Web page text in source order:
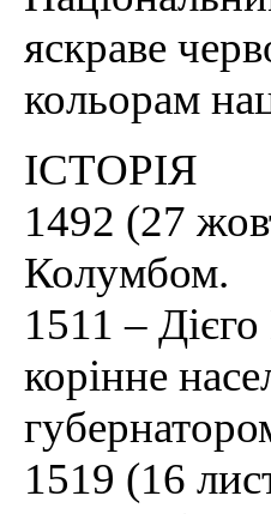
яскраве
кольорам
ІСТОРІЯ
1492 (27
Колумбом.
1511 –
корінне
1519 (16